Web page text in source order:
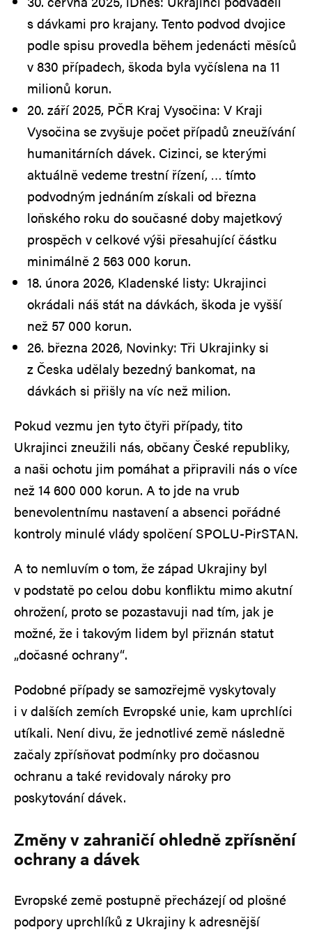
s dávkami pro krajany. Tento podvod dvojice
podle spisu provedla během jedenácti měsíců
v 830 případech, škoda byla vyčíslena na 11
milionů korun.
20. září 2025, PČR Kraj Vysočina: V Kraji
Vysočina se zvyšuje počet případů zneužívání
humanitárních dávek. Cizinci, se kterými
aktuálně vedeme trestní řízení, … tímto
podvodným jednáním získali od března
loňského roku do současné doby majetkový
prospěch v celkové výši přesahující částku
minimálně 2 563 000 korun.
18. února 2026, Kladenské listy: Ukrajinci
okrádali náš stát na dávkách, škoda je vyšší
než 57 000 korun.
26. března 2026, Novinky: Tři Ukrajinky si
z Česka udělaly bezedný bankomat, na
dávkách si přišly na víc než milion.
Pokud vezmu jen tyto čtyři případy, tito
Ukrajinci zneužili nás, občany České republiky,
a naši ochotu jim pomáhat a připravili nás o více
než 14 600 000 korun. A to jde na vrub
benevolentnímu nastavení a absenci pořádné
kontroly minulé vlády spolčení SPOLU-PirSTAN.
A to nemluvím o tom, že západ Ukrajiny byl
v podstatě po celou dobu konfliktu mimo akutní
ohrožení, proto se pozastavuji nad tím, jak je
možné, že i takovým lidem byl přiznán statut
„dočasné ochrany“.
Podobné případy se samozřejmě vyskytovaly
i v dalších zemích Evropské unie, kam uprchlíci
utíkali. Není divu, že jednotlivé země následně
začaly zpřísňovat podmínky pro dočasnou
ochranu a také revidovaly nároky pro
poskytování dávek.
Změny v zahraničí ohledně zpřísnění
ochrany a dávek
Evropské země postupně přecházejí od plošné
podpory uprchlíků z Ukrajiny k adresnější